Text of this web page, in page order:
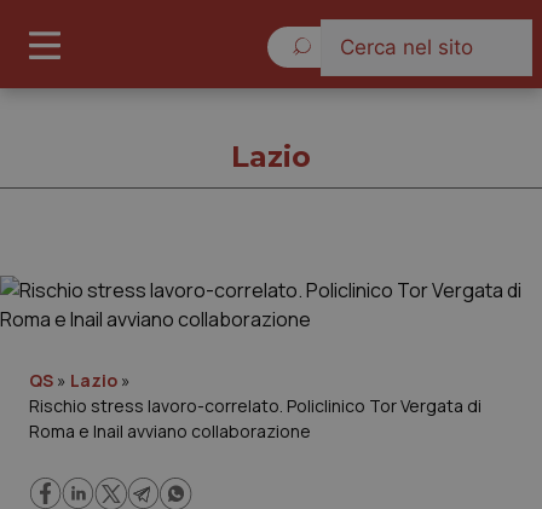
Governo e Parlamento
Regioni e Asl
Lazio
QS » Lazio »
Rischio stress lavoro-correlato. Policlinico Tor Vergata di
Roma e Inail avviano collaborazione